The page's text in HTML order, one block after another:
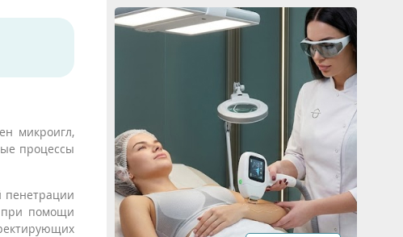
микроигл,
процессы
пенетрации
при помощи